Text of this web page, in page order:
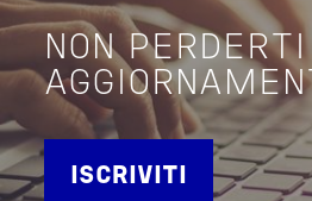
NON
ISCRIVITI